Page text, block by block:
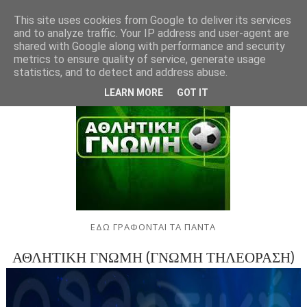
ΕΔΩ ΓΡΑΦΟΝΤΑΙ ΤΑ ΠΑΝΤΑ
ΑΘΛΗΤΙΚΗ ΓΝΩΜΗ (ΓΝΩΜΗ ΤΗΛΕΟΡΑΣΗ)
This site uses cookies from Google to deliver its services
and to analyze traffic. Your IP address and user-agent are
shared with Google along with performance and security
metrics to ensure quality of service, generate usage
statistics, and to detect and address abuse.
LEARN MORE GOT IT